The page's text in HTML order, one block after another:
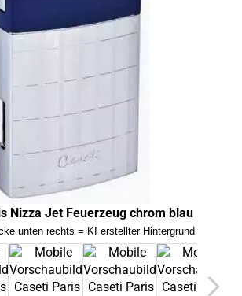
Nizza Jet Feuerzeug chrom blau
unten rechts = KI erstellter Hintergrund